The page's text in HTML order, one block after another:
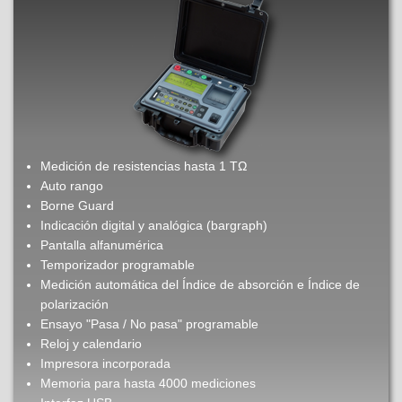
Medición de resistencias hasta 1 TΩ
Auto rango
Borne Guard
Indicación digital y analógica (bargraph)
Pantalla alfanumérica
Temporizador programable
Medición automática del Índice de absorción e Índice de
polarización
Ensayo "Pasa / No pasa" programable
Reloj y calendario
Impresora incorporada
Memoria para hasta 4000 mediciones